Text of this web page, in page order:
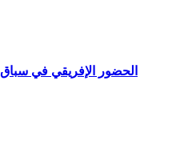
الحضور الإفريقي في سباق